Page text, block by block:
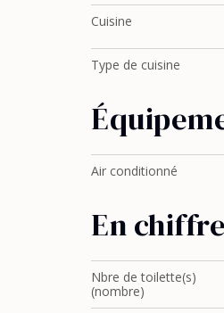
Cuisine
Type de cuisine
Air conditionné
En
Nbre de toilette(s)
(nombre)